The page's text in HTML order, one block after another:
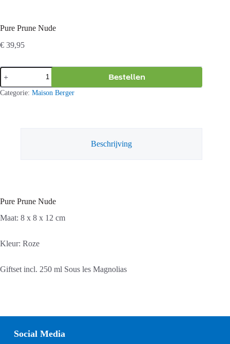
Pure Prune Nude
€ 39,95
Pure
Prune
Nude
aantal
Bestellen
Categorie: Maison Berger
Beschrijving
Pure Prune Nude
Maat: 8 x 8 x 12 cm
Kleur: Roze
Giftset incl. 250 ml Sous les Magnolias
Social Media